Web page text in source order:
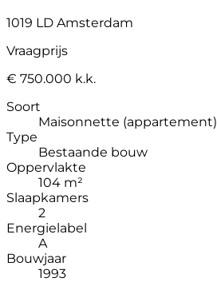
1019 LD Amsterdam
Vraagprijs
€ 750.000 k.k.
Soort
Maisonnette (appartement)
Type
Bestaande bouw
Oppervlakte
104 m²
Slaapkamers
2
Energielabel
A
Bouwjaar
1993